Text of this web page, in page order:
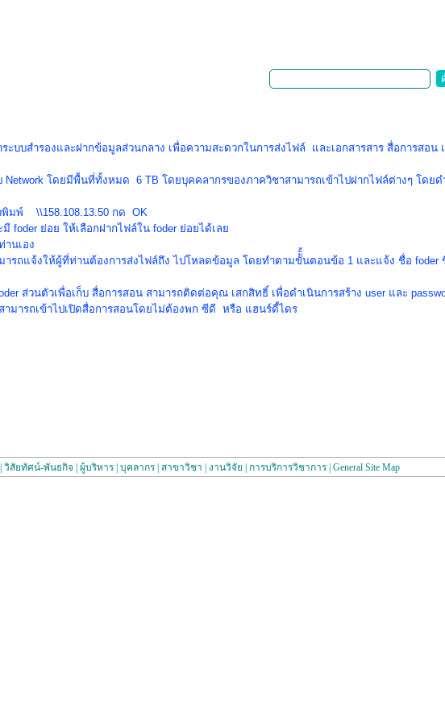
บบสำรองและฝากข้อมูลส่วนกลาง เพื่อความสะดวกในการส่งไฟล์ และเอกสารสาร สื่อการสอน
Network โดยมีพื้นที่ทั้งหมด 6 TB โดยบุคคลากรของภาควิชาสามารถเข้าไปฝากไฟล์ต่างๆ โดย
พิมพ์ \\158.108.13.50 กด OK
มี foder ย่อย ให้เลือกฝากไฟล์ใน foder ย่อยได้เลย
านเอง
ารถแจ้งให้ผู้ที่ท่านต้องการส่งไฟล์ถึง ไปโหลดข้อมูล โดยทำตามขััั้นตอนข้อ 1 และแจ้ง ชื่อ foder
ส่วนตัวเพื่อเก็บ สื่อการสอน สามารถติดต่อคุณ เสกสิทธิ์ เพื่อดำเนินการสร้าง user และ
ามารถเข้าไปเปิดสื่อการสอนโดยไม่ต้องพก ซีดี หรือ แฮนร์ดี้ไดร
วิสัยทัศน์-พันธกิจ ผู้บริหาร| บุคลากร| สาขาวิชา งานวิจัย การบริการวิชาการ| General Site Map